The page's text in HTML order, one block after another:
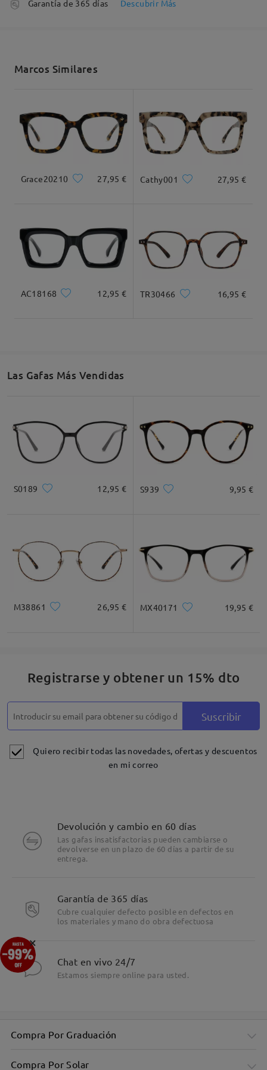
130mm/ 5.12plg.
Ancho de Cristal Altura de Cristal
43mm/ 1.69plg.
Ancho de Puente
17mm/ 0.67plg.
Descripción del Producto
Detalles
Deje su comentario
Llegado
Garantía de 365 días
Descubrir Más
Marcos Similares
Grace20210 27,95 € Cathy001 27,95 €
AC18168 12,95 € TR30466 16,95 €
Las Gafas Más Vendidas
S0189 12,95 € S939 9,95 €
M38861 26,95 € MX40171 19,95 €
Registrarse y obtener un 15% dto
Suscribir
Quiero recibir todas las novedades, ofertas y descuentos
en mi correo
Devolución y cambio en 60 días
Las gafas insatisfactorias pueden cambiarse o
devolverse en un plazo de 60 días a partir de su
entrega.
Garantía de 365 días
Cubre cualquier defecto posible en defectos en
los materiales y mano do obra defectuosa
Chat en vivo 24/7
Estamos siempre online para usted.
Compra Por Graduación
Compra Por Solar
×